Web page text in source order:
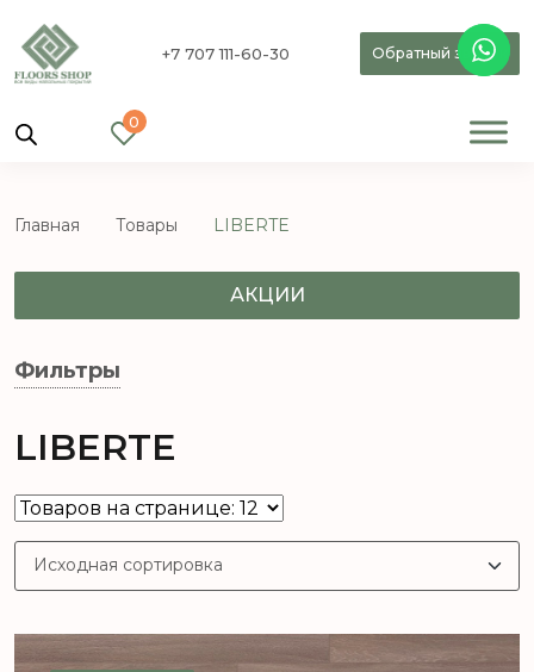
+7 707 111-60-30 Обратный звонок
0
Главная Товары LIBERTE
АКЦИИ
Фильтры
LIBERTE